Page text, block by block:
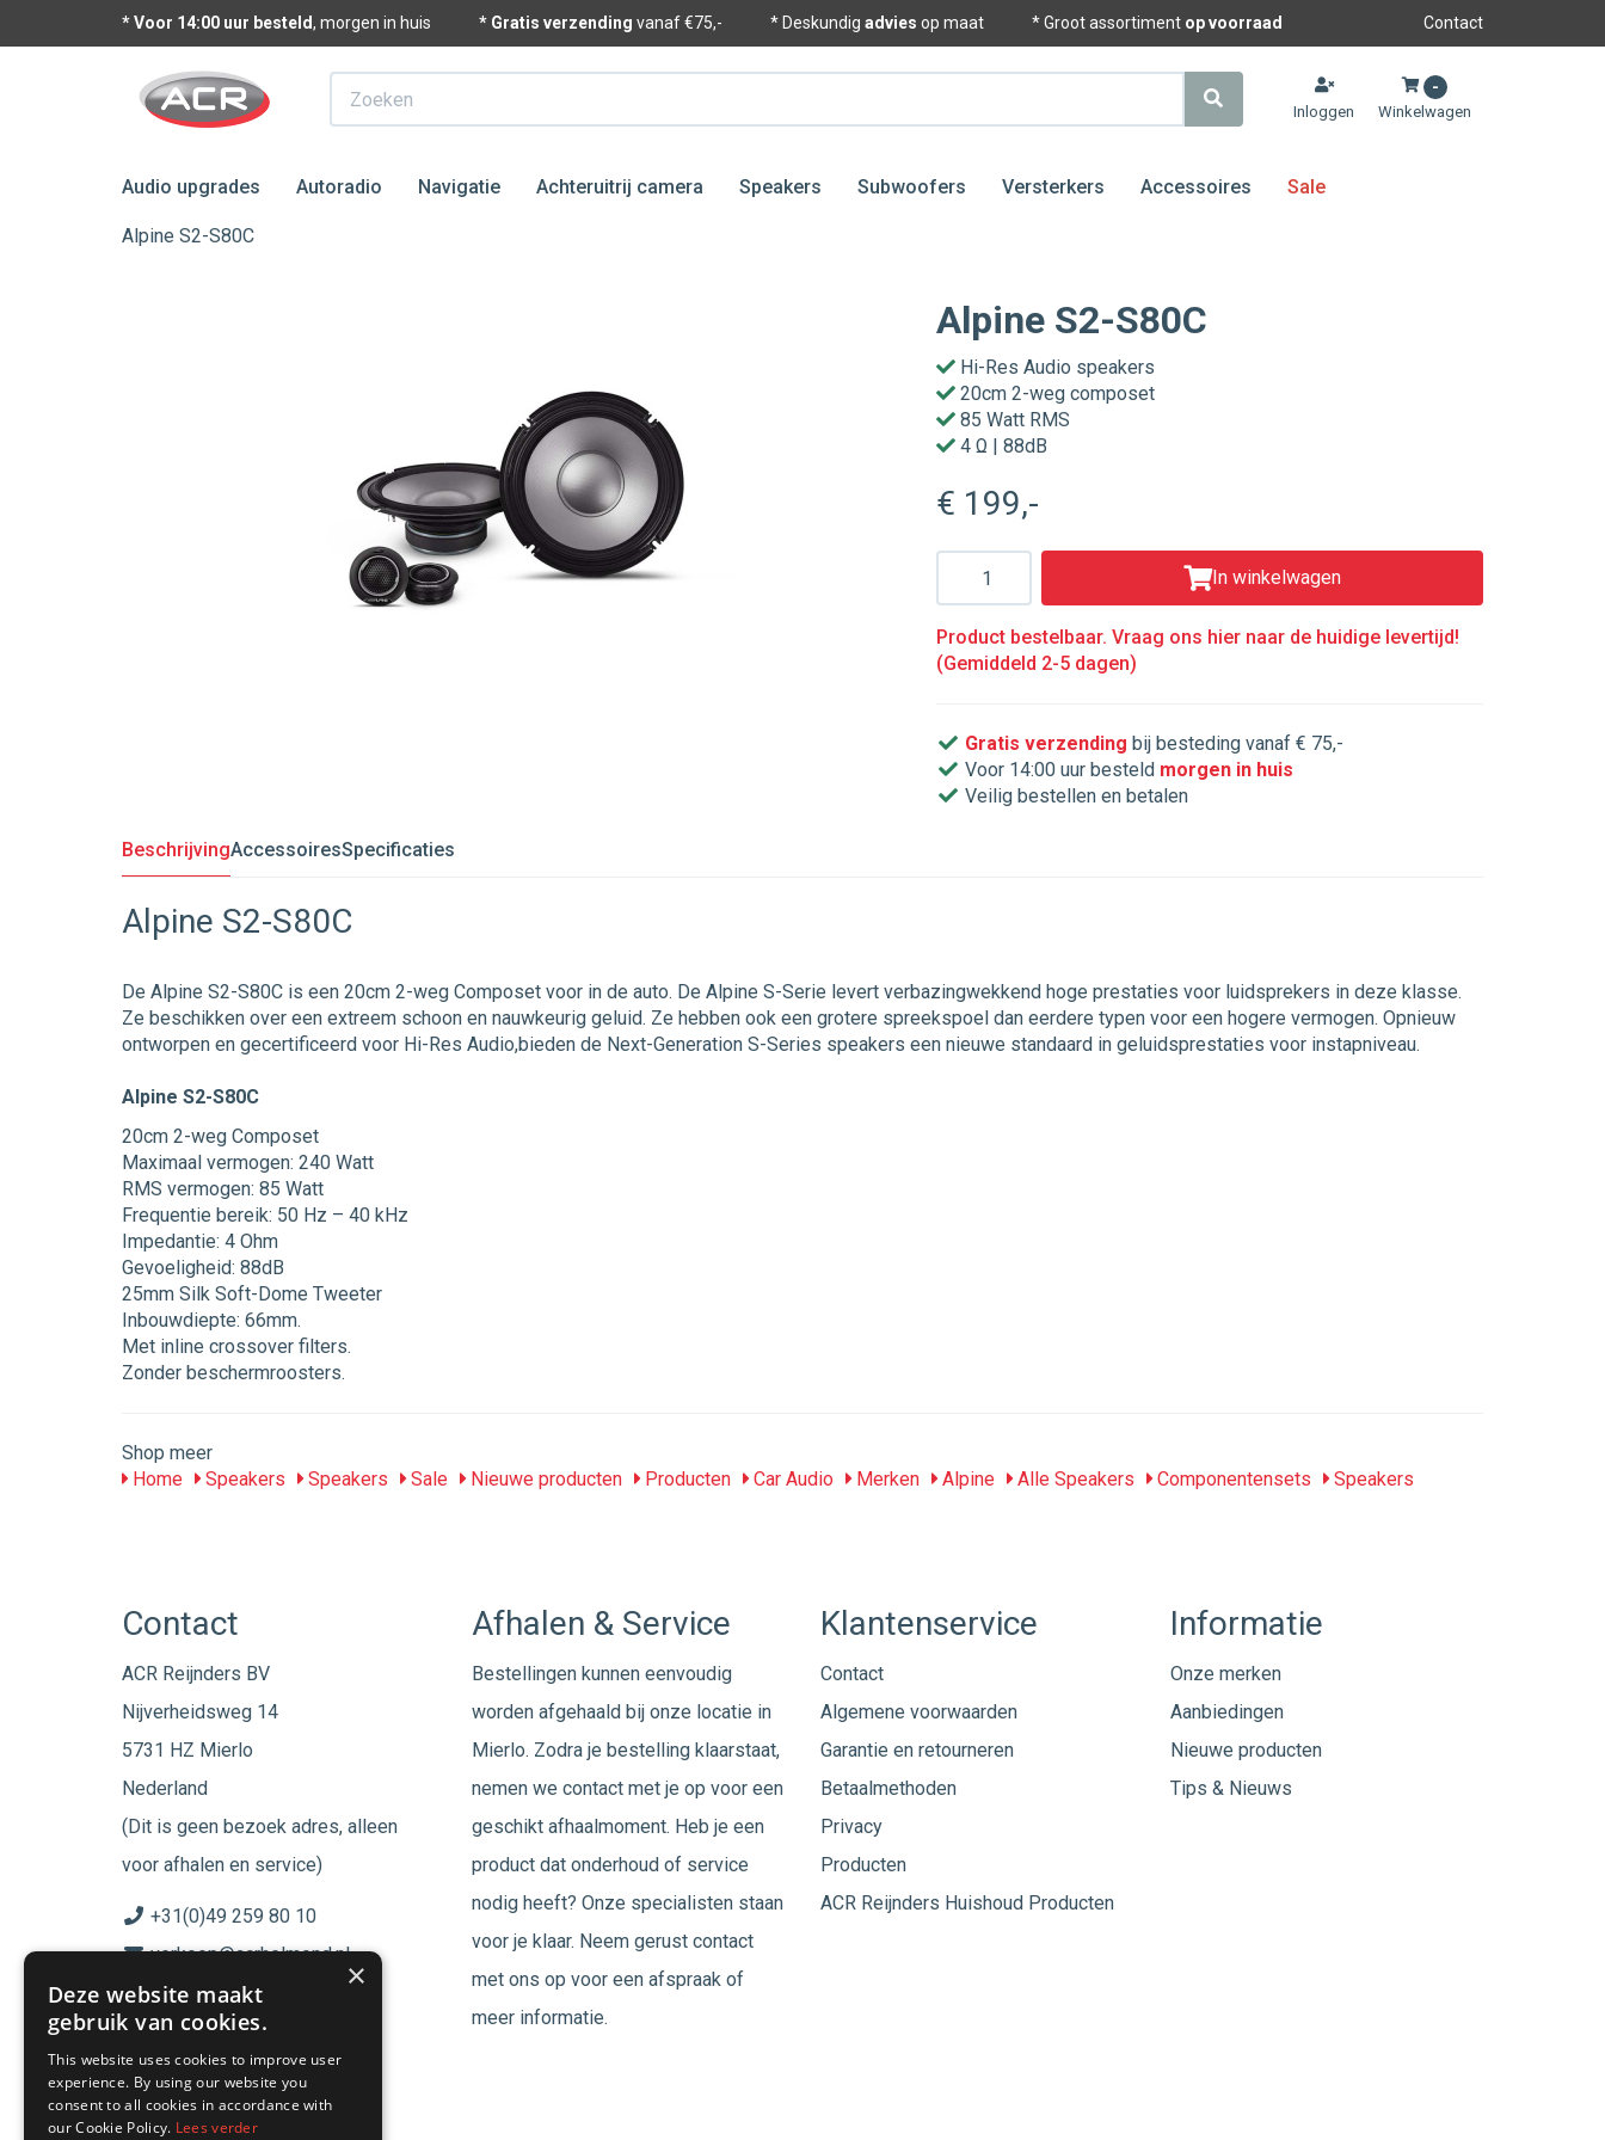
* Voor 14:00 uur besteld, morgen in huis * Gratis verzending vanaf €75,- * Deskundig advies op maat * Groot assortiment op voorraad Contact
Zoeken
Inloggen
-
Winkelwagen
Audio upgrades Autoradio Navigatie Achteruitrij camera Speakers Subwoofers Versterkers Accessoires Sale
Alpine S2-S80C
Alpine S2-S80C
Hi-Res Audio speakers
20cm 2-weg composet
85 Watt RMS
4 Ω | 88dB
€ 199,-
Aantal
In winkelwagen
Product bestelbaar. Vraag ons hier naar de huidige levertijd!
(Gemiddeld 2-5 dagen)
Gratis verzending bij besteding vanaf € 75,-
Voor 14:00 uur besteld morgen in huis
Veilig bestellen en betalen
BeschrijvingAccessoiresSpecificaties
Alpine S2-S80C
De Alpine S2-S80C is een 20cm 2-weg Composet voor in de auto. De Alpine S-Serie levert verbazingwekkend hoge prestaties voor luidsprekers in deze klasse.
Ze beschikken over een extreem schoon en nauwkeurig geluid. Ze hebben ook een grotere spreekspoel dan eerdere typen voor een hogere vermogen. Opnieuw
ontworpen en gecertificeerd voor Hi-Res Audio,bieden de Next-Generation S-Series speakers een nieuwe standaard in geluidsprestaties voor instapniveau.
Alpine S2-S80C
20cm 2-weg Composet
Maximaal vermogen: 240 Watt
RMS vermogen: 85 Watt
Frequentie bereik: 50 Hz – 40 kHz
Impedantie: 4 Ohm
Gevoeligheid: 88dB
25mm Silk Soft-Dome Tweeter
Inbouwdiepte: 66mm.
Met inline crossover filters.
Zonder beschermroosters.
Shop meer
Home
Speakers Speakers Sale Nieuwe producten Producten Car Audio Merken Alpine Alle Speakers Componentensets Speakers
Contact
ACR Reijnders BV
Nijverheidsweg 14
5731 HZ Mierlo
Nederland
(Dit is geen bezoek adres, alleen
voor afhalen en service)
+31(0)49 259 80 10
verkoop@acrhelmond.nl
KvK nummer: 17025674
Volg ons op
Afhalen & Service
Bestellingen kunnen eenvoudig
worden afgehaald bij onze locatie in
Mierlo. Zodra je bestelling klaarstaat,
nemen we contact met je op voor een
geschikt afhaalmoment. Heb je een
product dat onderhoud of service
nodig heeft? Onze specialisten staan
voor je klaar. Neem gerust contact
met ons op voor een afspraak of
meer informatie.
Klantenservice
Contact
Algemene voorwaarden
Garantie en retourneren
Betaalmethoden
Privacy
Producten
ACR Reijnders Huishoud Producten
Informatie
Onze merken
Aanbiedingen
Nieuwe producten
Tips & Nieuws
×
Deze website maakt
gebruik van cookies.
This website uses cookies to improve user
experience. By using our website you
consent to all cookies in accordance with
our Cookie Policy. Lees verder